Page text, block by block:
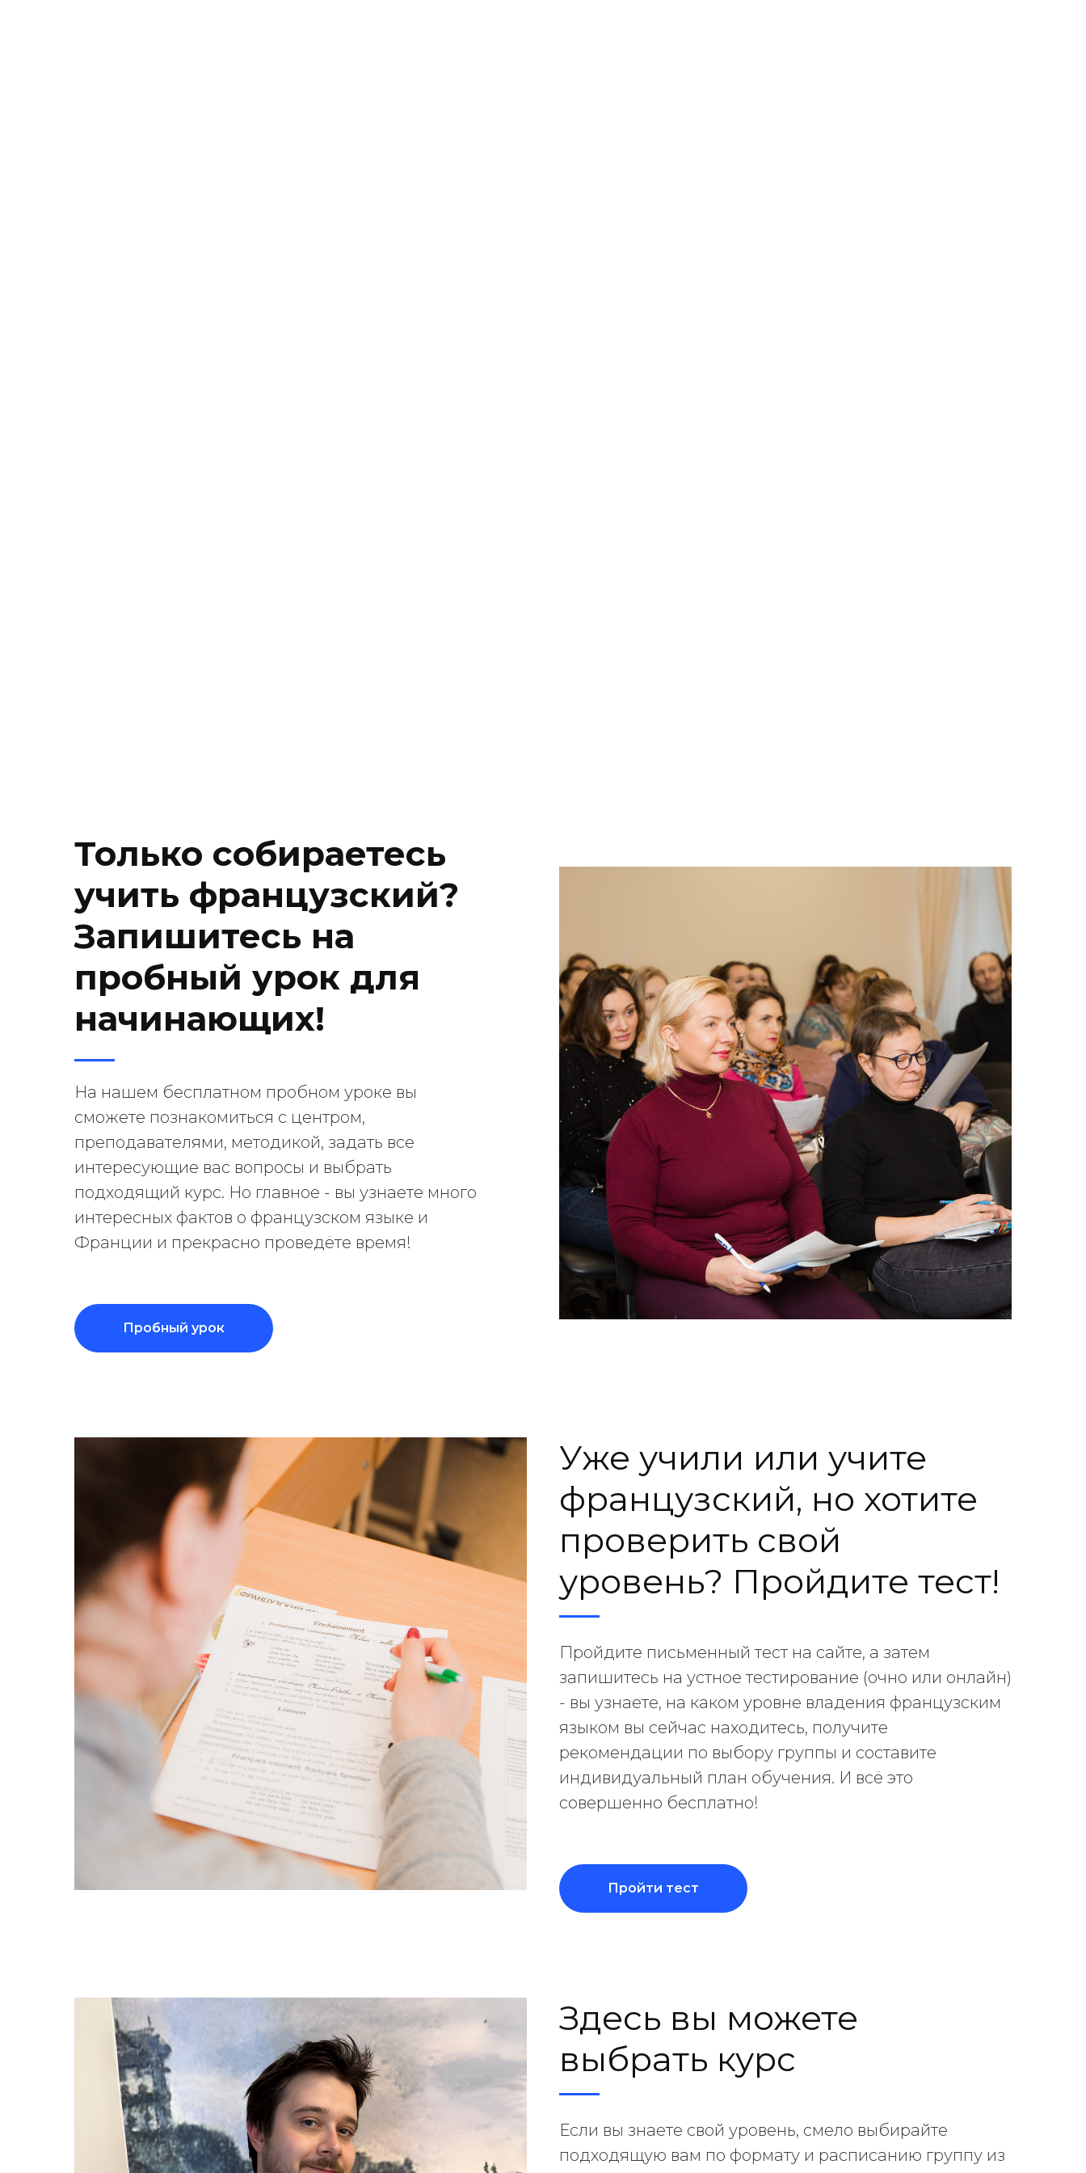
Только собираетесь
учить французский?
Запишитесь на
пробный урок для
начинающих!
На нашем бесплатном пробном уроке вы
сможете познакомиться с центром,
преподавателями, методикой, задать все
интересующие вас вопросы и выбрать
подходящий курс. Но главное - вы узнаете много
интересных фактов о французском языке и
Франции и прекрасно проведёте время!
Пробный урок
Уже учили или учите
французский, но хотите
проверить свой
уровень? Пройдите тест!
Пройдите письменный тест на сайте, а затем
запишитесь на устное тестирование (очно или онлайн)
- вы узнаете, на каком уровне владения французским
языком вы сейчас находитесь, получите
рекомендации по выбору группы и составите
индивидуальный план обучения. И всё это
совершенно бесплатно!
Пройти тест
Здесь вы можете
выбрать курс
Если вы знаете свой уровень, смело выбирайте
подходящую вам по формату и расписанию группу из